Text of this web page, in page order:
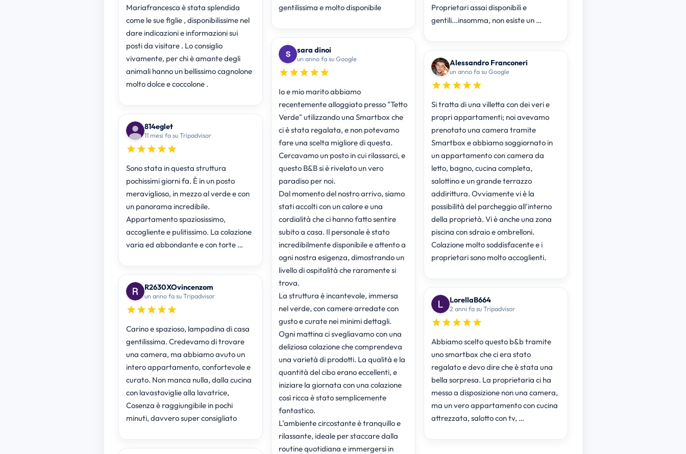
Mariafrancesca è stata splendida
come le sue figlie , disponibilissime nel
dare indicazioni e informazioni sui
posti da visitare . Lo consiglio
vivamente, per chi è amante degli
animali hanno un bellissimo cagnolone
molto dolce e coccolone .
814eglet
11 mesi fa su Tripadvisor
Sono stata in questa struttura
pochissimi giorni fa. È in un posto
meraviglioso, in mezzo al verde e con
un panorama incredibile.
Appartamento spaziosissimo,
accogliente e pulitissimo. La colazione
varia ed abbondante e con torte …
R2630XOvincenzom
un anno fa su Tripadvisor
Carino e spazioso, lampadina di casa
gentilissima. Credevamo di trovare
una camera, ma abbiamo avuto un
intero appartamento, confortevole e
curato. Non manca nulla, dalla cucina
con lavastoviglie alla lavatrice,
Cosenza è raggiungibile in pochi
minuti, davvero super consigliato
gentilissima e molto disponibile
sara dinoi
un anno fa su Google
Io e mio marito abbiamo
recentemente alloggiato presso "Tetto
Verde" utilizzando una Smartbox che
ci è stata regalata, e non potevamo
fare una scelta migliore di questa.
Cercavamo un posto in cui rilassarci, e
questo B&B si è rivelato un vero
paradiso per noi.
Dal momento del nostro arrivo, siamo
stati accolti con un calore e una
cordialità che ci hanno fatto sentire
subito a casa. Il personale è stato
incredibilmente disponibile e attento a
ogni nostra esigenza, dimostrando un
livello di ospitalità che raramente si
trova.
La struttura è incantevole, immersa
nel verde, con camere arredate con
gusto e curate nei minimi dettagli.
Ogni mattina ci svegliavamo con una
deliziosa colazione che comprendeva
una varietà di prodotti. La qualità e la
quantità del cibo erano eccellenti, e
iniziare la giornata con una colazione
così ricca è stato semplicemente
fantastico.
L'ambiente circostante è tranquillo e
rilassante, ideale per staccare dalla
routine quotidiana e immergersi in
Proprietari assai disponibili e
gentili...insomma, non esiste un …
Alessandro Franconeri
un anno fa su Google
Si tratta di una villetta con dei veri e
propri appartamenti; noi avevamo
prenotato una camera tramite
Smartbox e abbiamo soggiornato in
un appartamento con camera da
letto, bagno, cucina completa,
salottino e un grande terrazzo
addirittura. Ovviamente vi è la
possibilità del parcheggio all'interno
della proprietà. Vi è anche una zona
piscina con sdraio e ombrelloni.
Colazione molto soddisfacente e i
proprietari sono molto accoglienti.
LorellaB664
2 anni fa su Tripadvisor
Abbiamo scelto questo b&b tramite
uno smartbox che ci era stato
regalato e devo dire che è stata una
bella sorpresa. La proprietaria ci ha
messo a disposizione non una camera,
ma un vero appartamento con cucina
attrezzata, salotto con tv, …